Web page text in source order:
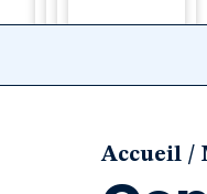
Accueil /